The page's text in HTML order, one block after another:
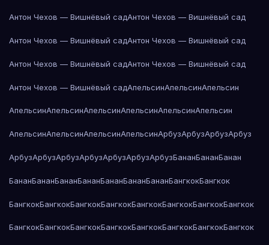
Антон Чехов — Вишнёвый садАнтон Чехов — Вишнёвый сад
Антон Чехов — Вишнёвый садАнтон Чехов — Вишнёвый сад
Антон Чехов — Вишнёвый садАнтон Чехов — Вишнёвый сад
Антон Чехов — Вишнёвый садАпельсинАпельсинАпельсин
АпельсинАпельсинАпельсинАпельсинАпельсинАпельсин
АпельсинАпельсинАпельсинАпельсинАрбузАрбузАрбузАрбуз
АрбузАрбузАрбузАрбузАрбузАрбузАрбузБананБананБанан
БананБананБананБананБананБананБананБангкокБангкок
БангкокБангкокБангкокБангкокБангкокБангкокБангкокБангкок
БангкокБангкокБангкокБангкокБангкокБангкокБангкокБангкок